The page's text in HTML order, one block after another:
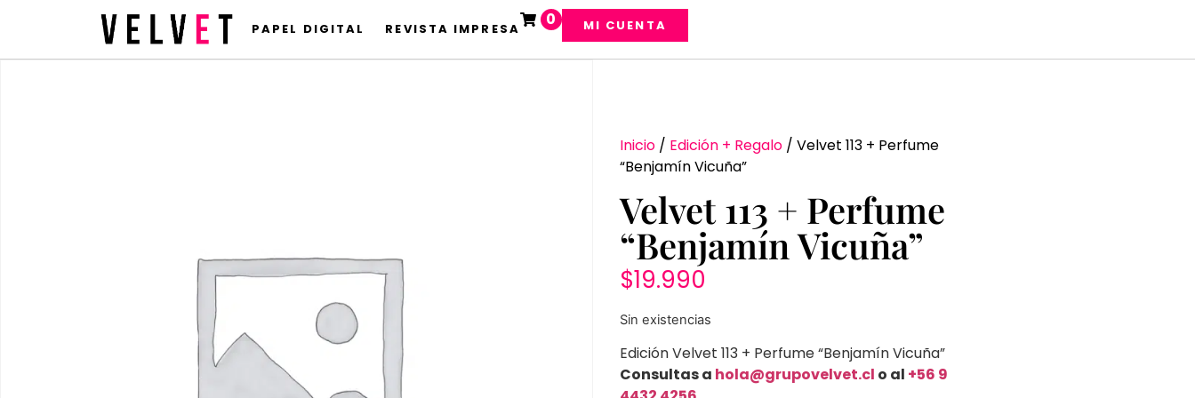
PAPEL DIGITAL REVISTA IMPRESA 0 MI CUENTA
Inicio/ Edición + Regalo/ Velvet 113 + Perfume
“Benjamín Vicuña”
Velvet 113 + Perfume
“Benjamín Vicuña”
$19.990
Sin existencias
Edición Velvet 113 + Perfume “Benjamín Vicuña”
Consultas a hola@grupovelvet.cl o al +56 9